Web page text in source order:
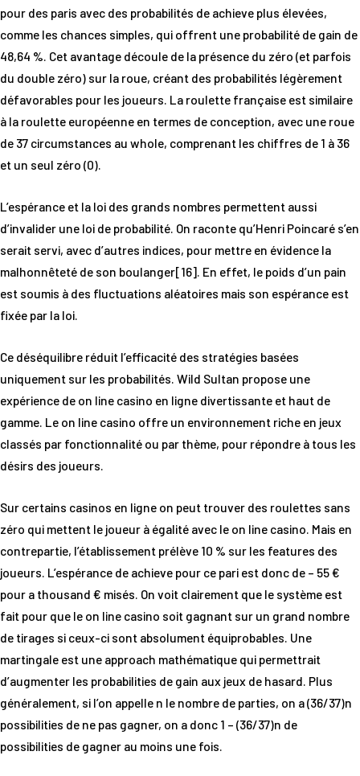
pour des paris avec des probabilités de achieve plus élevées,
comme les chances simples, qui offrent une probabilité de gain de
48,64 %. Cet avantage découle de la présence du zéro (et parfois
du double zéro) sur la roue, créant des probabilités légèrement
défavorables pour les joueurs. La roulette française est similaire
à la roulette européenne en termes de conception, avec une roue
de 37 circumstances au whole, comprenant les chiffres de 1 à 36
et un seul zéro (0).
L’espérance et la loi des grands nombres permettent aussi
d’invalider une loi de probabilité. On raconte qu’Henri Poincaré s’en
serait servi, avec d’autres indices, pour mettre en évidence la
malhonnêteté de son boulanger[16]. En effet, le poids d’un pain
est soumis à des fluctuations aléatoires mais son espérance est
fixée par la loi.
Ce déséquilibre réduit l’efficacité des stratégies basées
uniquement sur les probabilités. Wild Sultan propose une
expérience de on line casino en ligne divertissante et haut de
gamme. Le on line casino offre un environnement riche en jeux
classés par fonctionnalité ou par thème, pour répondre à tous les
désirs des joueurs.
Sur certains casinos en ligne on peut trouver des roulettes sans
zéro qui mettent le joueur à égalité avec le on line casino. Mais en
contrepartie, l’établissement prélève 10 % sur les features des
joueurs. L’espérance de achieve pour ce pari est donc de – 55 €
pour a thousand € misés. On voit clairement que le système est
fait pour que le on line casino soit gagnant sur un grand nombre
de tirages si ceux-ci sont absolument équiprobables. Une
martingale est une approach mathématique qui permettrait
d’augmenter les probabilities de gain aux jeux de hasard. Plus
généralement, si l’on appelle n le nombre de parties, on a (36/37)n
possibilities de ne pas gagner, on a donc 1 – (36/37)n de
possibilities de gagner au moins une fois.